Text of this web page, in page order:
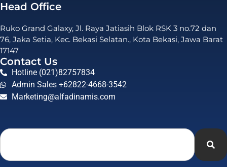
Head Office
Ruko Grand Galaxy, Jl. Raya Jatiasih Blok RSK 3 no.72 dan
76, Jaka Setia, Kec. Bekasi Selatan., Kota Bekasi, Jawa Barat
17147
Contact Us
Hotline (021)82757834
Admin Sales +62822-4668-3542
Marketing@alfadinamis.com